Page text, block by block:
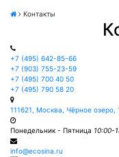
Контакты
+7 (495) 642-85-66
+7 (903) 755-23-59
+7 (495) 700 40 50
+7 (495) 790 58 20
111621, Москва, Чёрное озеро,
Понедельник - Пятница 10:00-
info@ecosina.ru